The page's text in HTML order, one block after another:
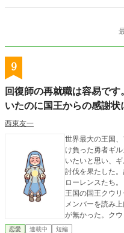
ら去りました。誰だって醜悪な現
わたしは彼にさようならといって
した。 嗚呼。これから私の人生は
9
回復師の再就職は容易で
いたのに国王からの感謝状
西東友一
世界最大の王国
け負った勇者ギ
いたいと思い、
討伐を果たした
ローレンスたち
王国の国王クウ
メンバーを読み
が無かった。ク
だったようだ。 ※※ 第2回次世代ファンタジーカップに出た
恋愛 連載中 短編